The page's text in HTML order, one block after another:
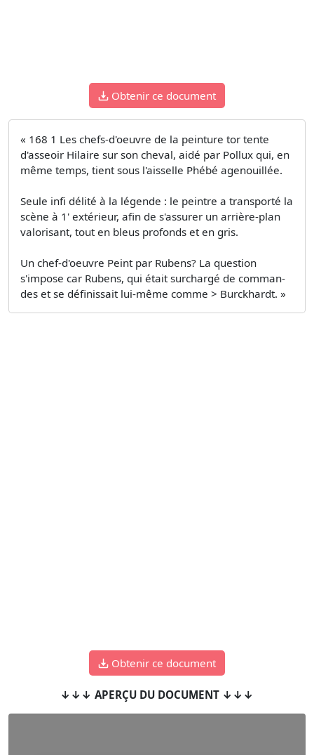
Obtenir ce document
« 168 1 Les chefs-d'oeuvre de la peinture tor tente
d'asseoir Hilaire sur son cheval, aidé par Pollux qui, en
même temps, tient sous l'aisselle Phébé agenouillée.
Seule infi­ délité à la légende : le peintre a transporté la
scène à 1' extérieur, afin de s'assurer un arrière-plan
valorisant, tout en bleus profonds et en gris.
Un chef-d'oeuvre Peint par Rubens? La question
s'impose car Rubens, qui était surchargé de comman­
des et se définissait lui-même comme > Burckhardt. »
Obtenir ce document
↓↓↓ APERÇU DU DOCUMENT ↓↓↓